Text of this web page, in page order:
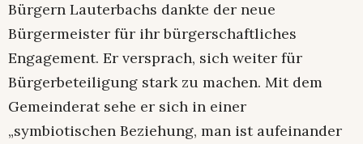
Bürgern Lauterbachs dankte der neue
Bürgermeister für ihr bürgerschaftliches
Engagement. Er versprach, sich weiter für
Bürgerbeteiligung stark zu machen. Mit dem
Gemeinderat sehe er sich in einer
„symbiotischen Beziehung, man ist aufeinander